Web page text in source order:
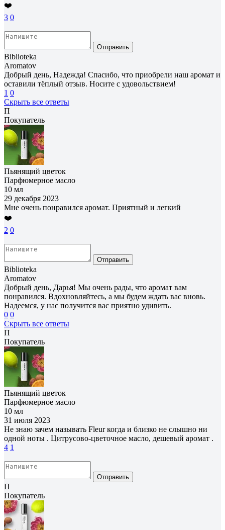
❤️
3 0
Отправить
Biblioteka
Aromatov
Добрый день, Надежда! Спасибо, что приобрели наш аромат и
оставили тёплый отзыв. Носите с удовольствием!
1 0
Скрыть все ответы
П
Покупатель
Пьянящий цветок
Парфюмерное масло
10 мл
29 декабря 2023
Мне очень понравился аромат. Приятный и легкий
❤️
2 0
Отправить
Biblioteka
Aromatov
Добрый день, Дарья! Мы очень рады, что аромат вам
понравился. Вдохновляйтесь, а мы будем ждать вас вновь.
Надеемся, у нас получится вас приятно удивить.
0 0
Скрыть все ответы
П
Покупатель
Пьянящий цветок
Парфюмерное масло
10 мл
31 июля 2023
Не знаю зачем называть Fleur когда и близко не слышно ни
одной ноты . Цитрусово-цветочное масло, дешевый аромат .
4 1
Отправить
П
Покупатель